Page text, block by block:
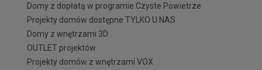
Domy z dopłatą w programie Czyste Powietrze
Projekty domów dostępne TYLKO U NAS
Domy z wnętrzami 3D
OUTLET projektów
Projekty domów z wnętrzami VOX